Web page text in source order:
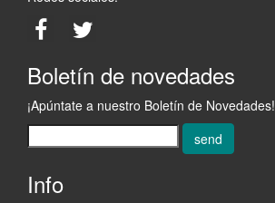
Boletín de novedades
¡Apúntate a nuestro Boletín de Novedades!
send
Info